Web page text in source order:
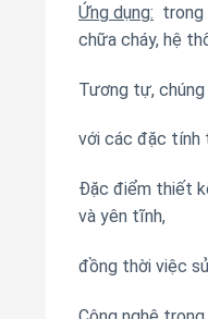
Ứng dụng: trong
chữa cháy, hệ
Tương tự,
với các đặc tính
Đặc điểm thiết
và yên tĩnh,
đồng thời việc